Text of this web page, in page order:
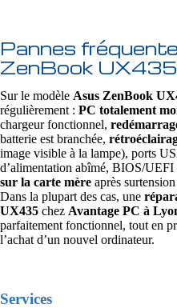
Pannes
ZenBook UX435
Sur le modèle Asus ZenBook
régulièrement : PC totalement
chargeur fonctionnel,
batterie est branchée,
image visible à la lampe), ports
d’alimentation abîmé, BIOS/
sur la carte mère après
Dans la plupart des cas, une
UX435 chez Avantage PC à
parfaitement fonctionnel, tout en
l’achat d’un nouvel ordinateur.
Services